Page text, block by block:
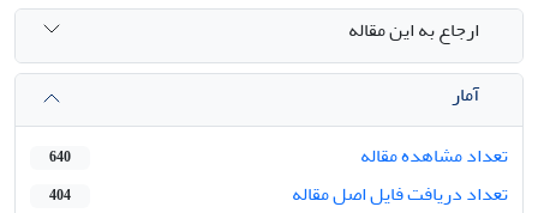
ارجاع به این مقاله
آمار
تعداد مشاهده مقاله
640
تعداد دریافت فایل اصل مقاله 404